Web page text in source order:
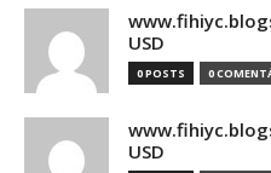
USD
0 POSTS 0
USD